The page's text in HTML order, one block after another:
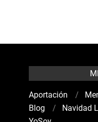
Aportación
Blog
Navidad